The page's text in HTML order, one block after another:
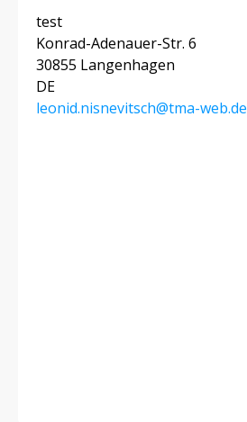
test
Konrad-Adenauer-Str. 6
30855 Langenhagen
DE
leonid.nisnevitsch@tma-web.de